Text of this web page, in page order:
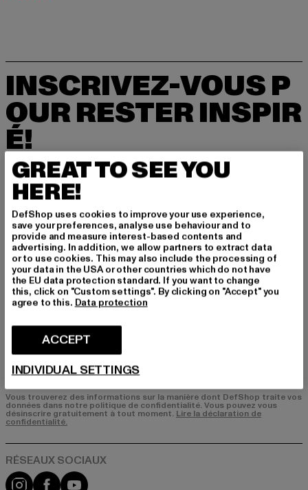
INSCRIVEZ-VOUS P
OUR RESTER INSPIR
É!
Inscrivez-vous ici à notre newsletter et receve
z à l'avenir des informations sur les tendances
actuelles, les offres et les bons de réduction d
e DefShop par e-mail!
Quels sont les produits qui vous intéressent?
HOMME
FEMME
COURRIEL
S'INSCRIRE
Vous trouverez des informations sur la manière dont DefShop traite vos
données dans notre politique de confidentialité. Vous pouvez vous
désinscrire gratuitement à tout moment.Lire la déclaration de
confidentialité.
Visit our Instagram page:
Visit our Facebook page:
Visit our YouTube channel:
GREAT TO SEE YOU
HERE!
DefShop uses cookies to improve your use experience,
save your preferences, analyse use behaviour and to
provide and measure interest-based contents and
advertising. In addition, we allow partners to extract data
or to use cookies. This may also include the processing of
your data in the USA or other countries which do not have
the EU data protection standard. If you want to change
this, click on "Custom settings". By clicking on "Accept" you
agree to this. Data protection
ACCEPT
INDIVIDUAL SETTINGS